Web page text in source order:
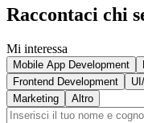
Raccontaci chi
Mi interessa
Mobile App Development
Frontend Development
Marketing
Altro